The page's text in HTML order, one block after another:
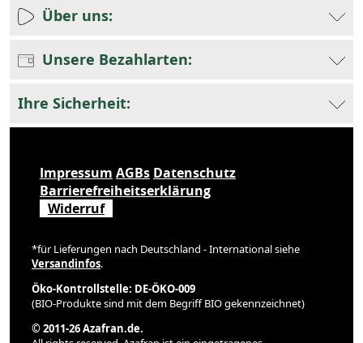
Über uns:
Unsere Bezahlarten:
Ihre Sicherheit:
Impressum AGBs Datenschutz
Barrierefreiheitserklärung
Widerruf
*für Lieferungen nach Deutschland - International siehe
Versandinfos.
Öko-Kontrollstelle: DE-ÖKO-009
(BIO-Produkte sind mit dem Begriff BIO gekennzeichnet)
© 2011-26 Azafran.de.